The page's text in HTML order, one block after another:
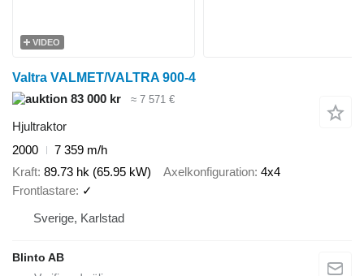
VIDEO
Valtra VALMET/VALTRA 900-4
83 000 kr
≈ 7 571 €
Hjultraktor
2000
7 359 m/h
Kraft 89.73 hk (65.95 kW) Axelkonfiguration 4x4
Frontlastare ✓
Sverige, Karlstad
Blinto AB